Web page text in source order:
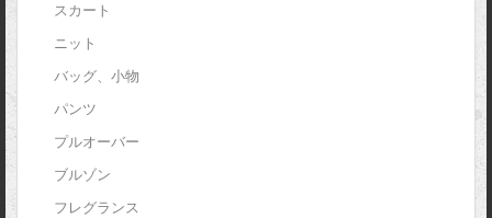
スカート
ニット
バッグ、小物
パンツ
プルオーバー
ブルゾン
フレグランス